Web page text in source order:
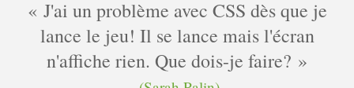
J'ai un problème avec CSS dès que je
lance le jeu! Il se lance mais l'écran
n'affiche rien. Que dois-je faire?